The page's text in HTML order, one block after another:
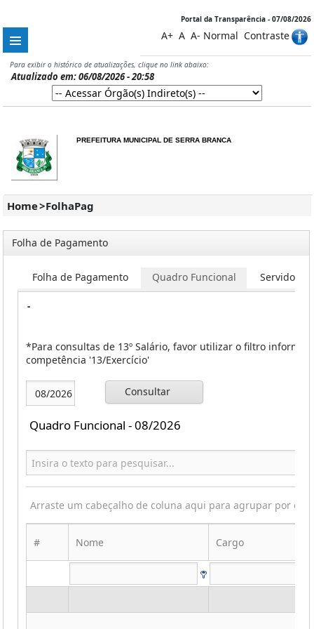
Portal da Transparência - 07/08/2026
A+ A A- Normal Contraste
Para exibir o histórico de atualizações, clique no link abaixo:
Atualizado em: 06/08/2026 - 20:58
PREFEITURA MUNICIPAL DE SERRA BRANCA
Home>FolhaPag
Folha de Pagamento
Folha de Pagamento Quadro Funcional Servidores
-
*Para consultas de 13º Salário, favor utilizar o filtro
competência '13/Exercício'
Consultar
Quadro Funcional - 08/2026
Arraste um cabeçalho de coluna aqui para agrupar por
# Nome Cargo